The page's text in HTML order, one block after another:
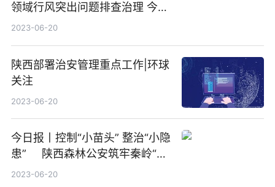
领域行风突出问题排查治理 今热
点
2023-06-20
陕西部署治安管理重点工作|环球
关注
2023-06-20
今日报丨控制“小苗头” 整治“小隐
患” 陕西森林公安筑牢秦岭“防
火墙”
2023-06-20